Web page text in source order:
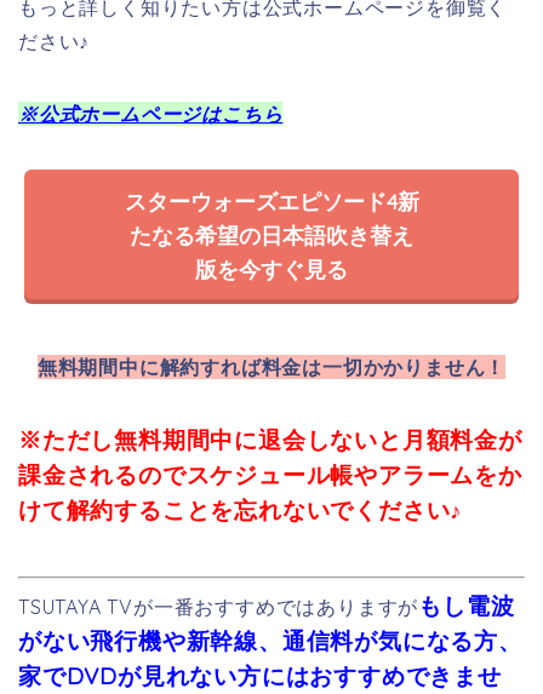
もっと詳しく知りたい方は公式ホームページを御覧く
ださい♪
※公式ホームページはこちら
スターウォーズエピソード4新
たなる希望の日本語吹き替え
版を今すぐ見る
無料期間中に解約すれば料金は一切かかりません！
※ただし無料期間中に退会しないと月額料金が
課金されるのでスケジュール帳やアラームをか
けて解約することを忘れないでください♪
TSUTAYA TVが一番おすすめではありますが もし電波
がない飛行機や新幹線、通信料が気になる方、
家でDVDが見れない方にはおすすめできませ